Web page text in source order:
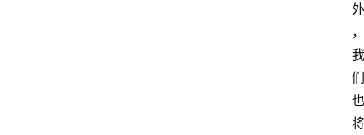
外
，
我
们
也
将